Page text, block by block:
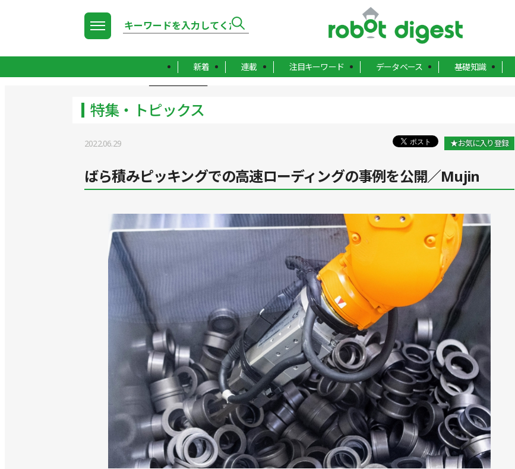
新着 連載 注目キーワード データベース 基礎知識
特集・トピックス
2022.06.29 ★お気に入り登録
ばら積みピッキングでの高速ローディングの事例を公開／Mujin